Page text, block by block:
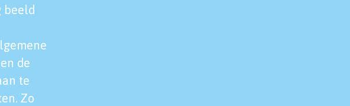
beeld
de
te
Zo